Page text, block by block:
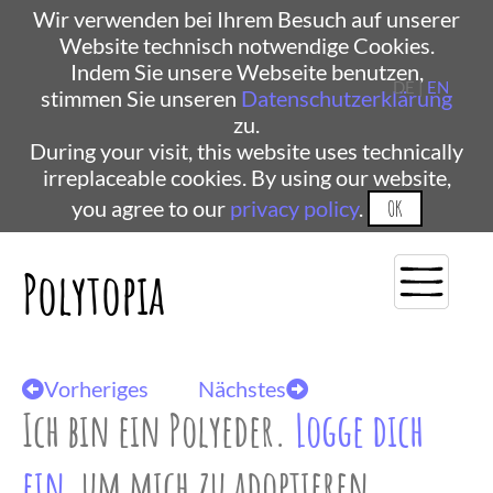
Wir verwenden bei Ihrem Besuch auf unserer
Website technisch notwendige Cookies.
Indem Sie unsere Webseite benutzen,
stimmen Sie unseren Datenschutzerklärung
zu.
During your visit, this website uses technically
irreplaceable cookies. By using our website,
you agree to our privacy policy. OK
Polytopia
DE | EN
Vorheriges Nächstes
Ich bin ein Polyeder. Logge dich